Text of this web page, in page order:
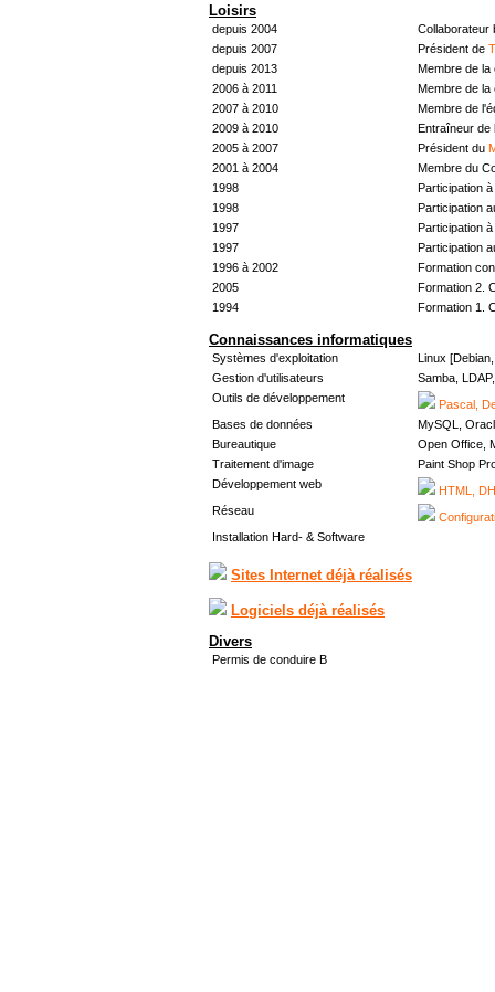
Loisirs
depuis 2004
Collaborateur
depuis 2007
Président de
depuis 2013
Membre de
2006 à 2011
Membre de
2007 à 2010
Membre de
2009 à 2010
Entraîneur de
2005 à 2007
Président du
2001 à 2004
Membre du
1998
Participation à
1998
Participation
1997
Participation à
1997
Participation
1996 à 2002
Formation
2005
Formation 2.
1994
Formation 1.
Connaissances informatiques
Systèmes d'exploitation
Linux
Gestion d'utilisateurs
Samba,
Outils de développement
Pascal,
Bases de données
MySQL,
Bureautique
Open Office,
Traitement d'image
Paint Shop
Développement web
HTML,
Réseau
Installation Hard- & Software
Sites Internet déjà réalisés
Logiciels déjà réalisés
Divers
Permis de conduire B